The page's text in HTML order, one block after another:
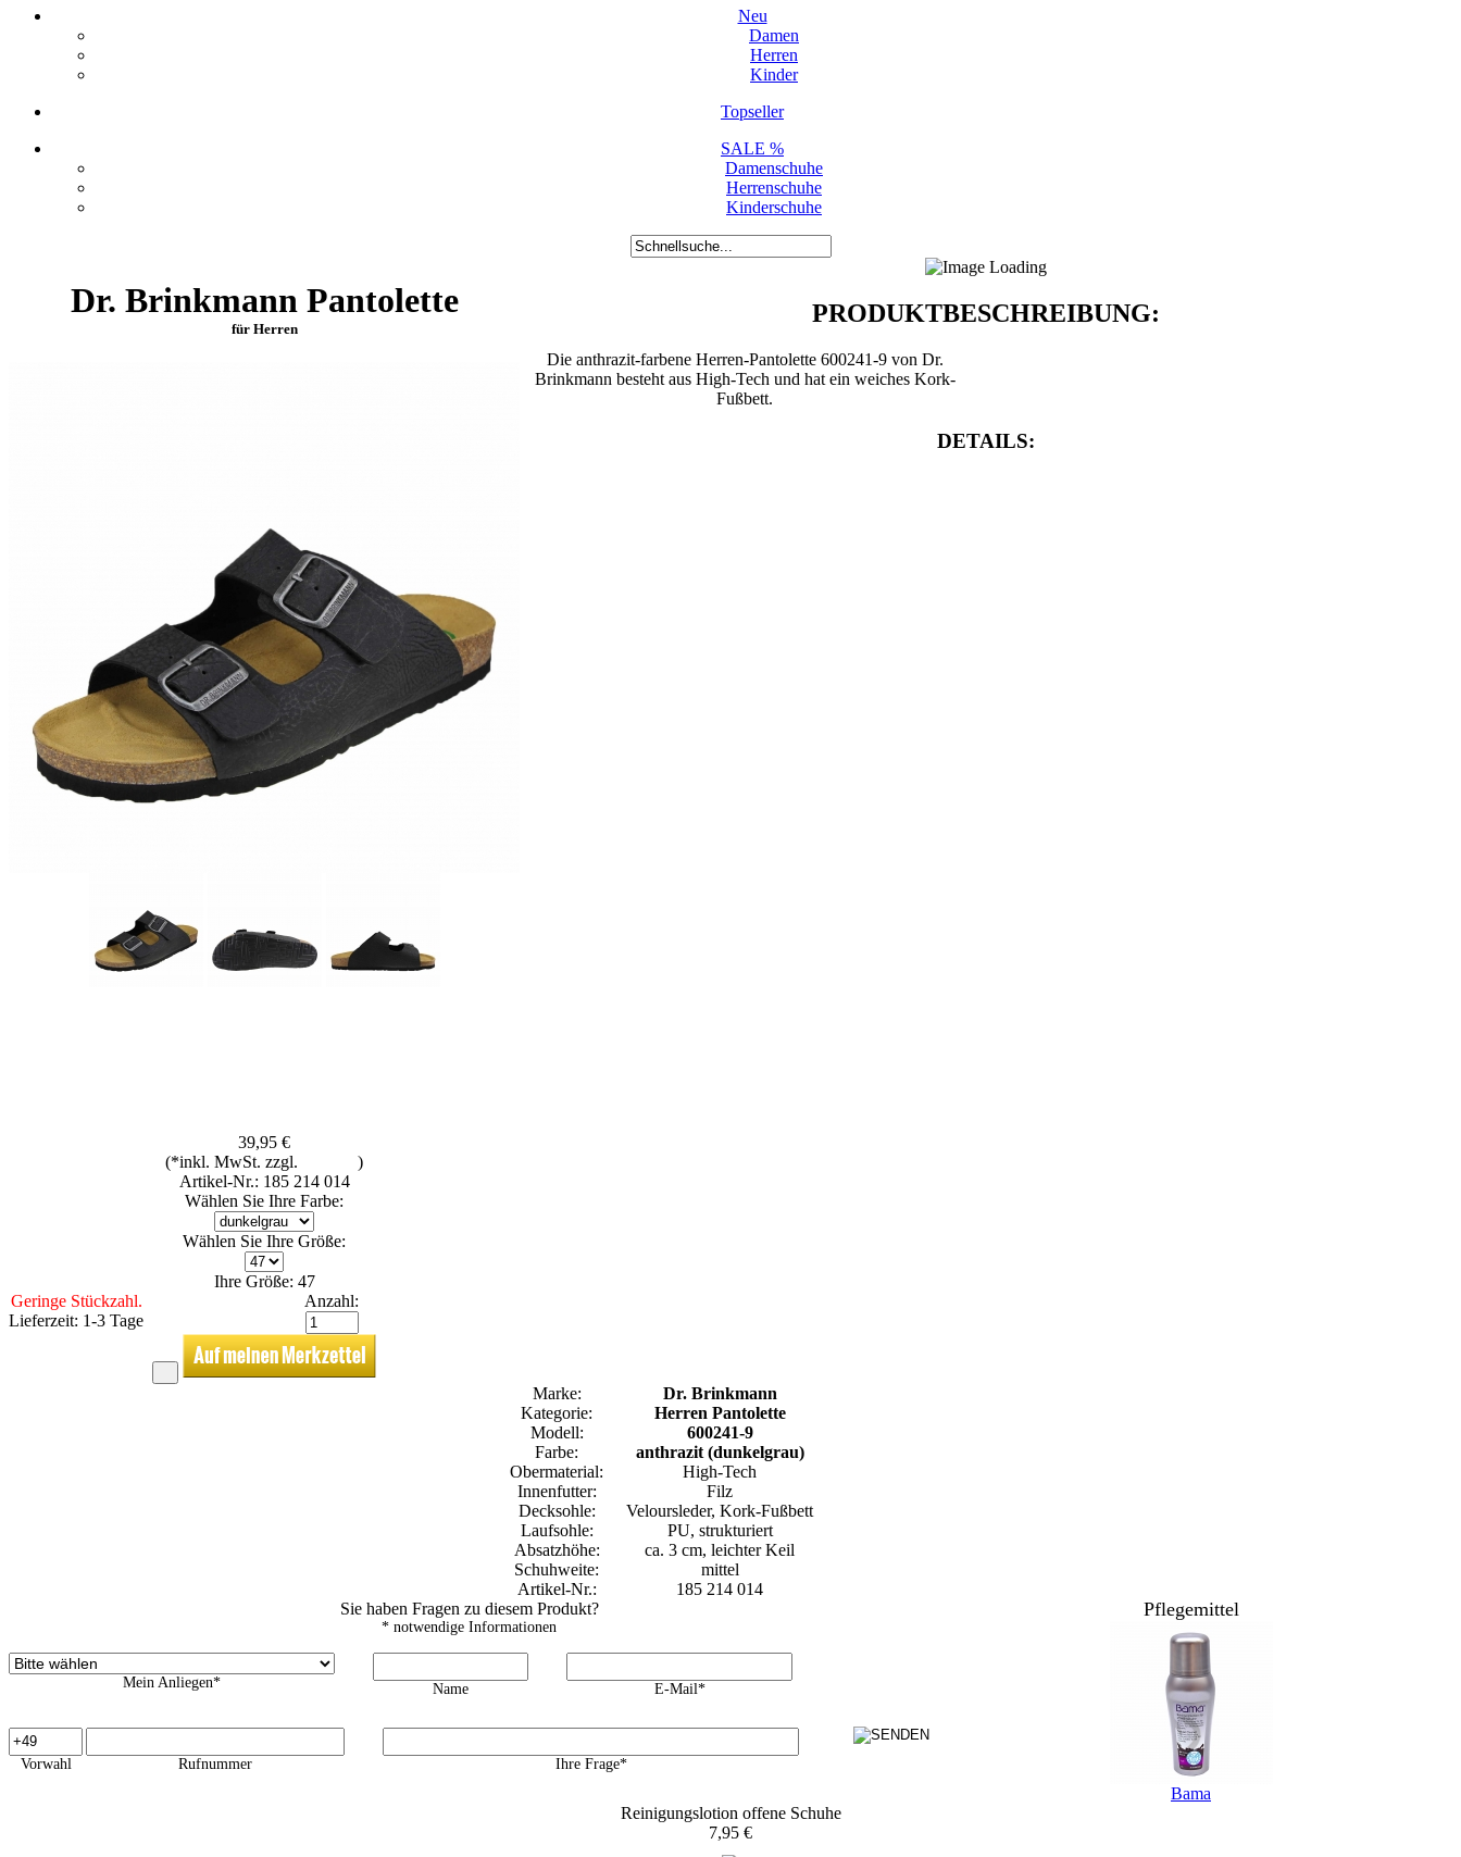
Neu
Damen
Herren
Kinder
Topseller
SALE %
Damenschuhe
Herrenschuhe
Kinderschuhe
Dr. Brinkmann Pantolette
für Herren
39,95 €
(*inkl. MwSt. zzgl.
)
Artikel-Nr.: 185 214 014
Wählen Sie Ihre Farbe:
Wählen Sie Ihre Größe:
Ihre Größe: 47
Geringe Stückzahl.
Lieferzeit: 1-3 Tage
Anzahl:
PRODUKTBESCHREIBUNG:
Die anthrazit-farbene Herren-Pantolette 600241-9 von Dr.
Brinkmann besteht aus High-Tech und hat ein weiches Kork-
Fußbett.
DETAILS:
Marke:
Dr. Brinkmann
Kategorie:
Herren Pantolette
Modell:
600241-9
Farbe:
anthrazit (dunkelgrau)
Obermaterial:
High-Tech
Innenfutter:
Filz
Decksohle:
Veloursleder, Kork-Fußbett
Laufsohle:
PU, strukturiert
Absatzhöhe:
ca. 3 cm, leichter Keil
Schuhweite:
mittel
Artikel-Nr.:
185 214 014
Sie haben Fragen zu diesem Produkt?
* notwendige Informationen
Mein Anliegen* Name E-Mail*
Vorwahl Rufnummer Ihre Frage*
Pflegemittel
Bama
Reinigungslotion offene Schuhe
7,95 €